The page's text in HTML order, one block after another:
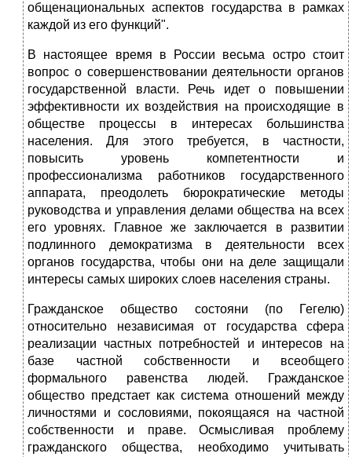
общенациональных аспектов государства в рамках
каждой из его функций".
В настоящее время в России весьма остро стоит
вопрос о совершенствовании деятельности органов
государственной власти. Речь идет о повышении
эффективности их воздействия на происходящие в
обществе процессы в интересах большинства
населения. Для этого требуется, в частности,
повысить уровень компетентности и
профессионализма работников государственного
аппарата, преодолеть бюрократические методы
руководства и управления делами общества на всех
его уровнях. Главное же заключается в развитии
подлинного демократизма в деятельности всех
органов государства, чтобы они на деле защищали
интересы самых широких слоев населения страны.
Гражданское общество состояни (по Гегелю)
относительно независимая от государства сфера
реализации частных потребностей и интересов на
базе частной собственности и всеобщего
формального равенства людей. Гражданское
общество предстает как система отношений между
личностями и сословиями, покоящаяся на частной
собственности и праве. Осмысливая проблему
гражданского общества, необходимо учитывать